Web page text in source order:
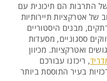
התרבות הם תיכונית עם
של אטרקציות תיירותיות
מבנים היסטוריים
ססגוניים, מסעדות
ואטרקציות. מכיוון
, ריכזנו עבורכם
בעיר התוססת ביותר